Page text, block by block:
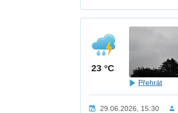
23 °C
Přehrát
29.06.2026, 15:30